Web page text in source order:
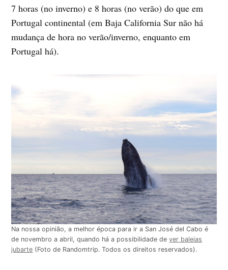
7 horas (no inverno) e 8 horas (no verão) do que em
Portugal continental (em Baja California Sur não há
mudança de hora no verão/inverno, enquanto em
Portugal há).
Na nossa opinião, a melhor época para ir a San José del Cabo é
de novembro a abril, quando há a possibilidade dever baleias
jubarte (Foto de Randomtrip. Todos os direitos reservados).